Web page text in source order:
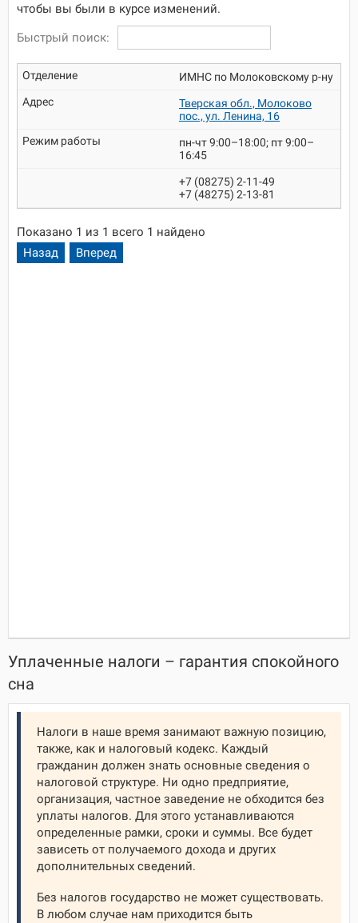
чтобы вы были в курсе изменений.
Быстрый поиск:
ИМНС по Молоковскому р-ну
Тверская обл., Молоково
пос., ул. Ленина, 16
пн-чт 9:00–18:00; пт 9:00–
16:45
+7 (08275) 2-11-49
+7 (48275) 2-13-81
Показано 1 из 1 всего 1 найдено
Назад
Вперед
Уплаченные налоги – гарантия спокойного
сна
Налоги в наше время занимают важную позицию,
также, как и налоговый кодекс. Каждый
гражданин должен знать основные сведения о
налоговой структуре. Ни одно предприятие,
организация, частное заведение не обходится без
уплаты налогов. Для этого устанавливаются
определенные рамки, сроки и суммы. Все будет
зависеть от получаемого дохода и других
дополнительных сведений.
Без налогов государство не может существовать.
В любом случае нам приходится быть